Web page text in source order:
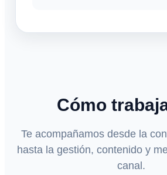
Cómo
Te acompañamos desde la
hasta la gestión, contenido y
canal.